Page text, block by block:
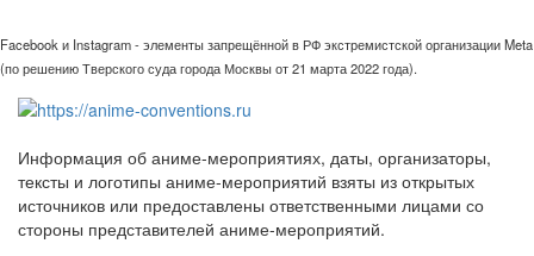
Facebook и Instagram - элементы запрещённой в РФ экстремистской организации Meta
(по решению Тверского суда города Москвы от 21 марта 2022 года).
Информация об аниме-мероприятиях, даты, организаторы,
тексты и логотипы аниме-мероприятий взяты из открытых
источников или предоставлены ответственными лицами со
стороны представителей аниме-мероприятий.